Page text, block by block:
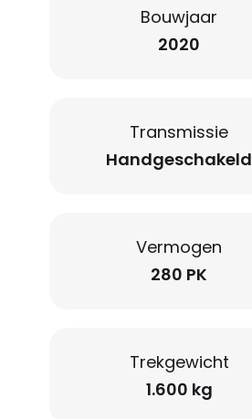
Bouwjaar
2020
Transmissie
Handgeschakeld
Vermogen
280 PK
Trekgewicht
1.600 kg